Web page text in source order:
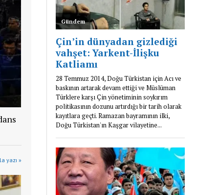
yazı »